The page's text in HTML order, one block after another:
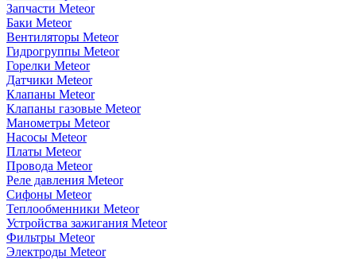
Запчасти Meteor
Баки Meteor
Вентиляторы Meteor
Гидрогруппы Meteor
Горелки Meteor
Датчики Meteor
Клапаны Meteor
Клапаны газовые Meteor
Манометры Meteor
Насосы Meteor
Платы Meteor
Провода Meteor
Реле давления Meteor
Сифоны Meteor
Теплообменники Meteor
Устройства зажигания Meteor
Фильтры Meteor
Электроды Meteor